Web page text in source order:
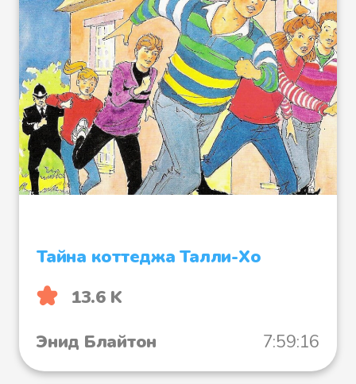
Файл 22
Файл 23
Тайна коттеджа Талли-Хо
13.6 K
Энид Блайтон
7:59:16